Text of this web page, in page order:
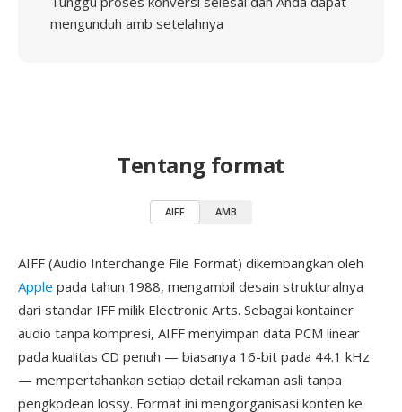
mengunduh amb setelahnya
Tentang format
AIFF AMB
AIFF (Audio Interchange File Format) dikembangkan oleh
Apple pada tahun 1988, mengambil desain strukturalnya
dari standar IFF milik Electronic Arts. Sebagai kontainer
audio tanpa kompresi, AIFF menyimpan data PCM linear
pada kualitas CD penuh — biasanya 16-bit pada 44.1 kHz
— mempertahankan setiap detail rekaman asli tanpa
pengkodean lossy. Format ini mengorganisasi konten ke